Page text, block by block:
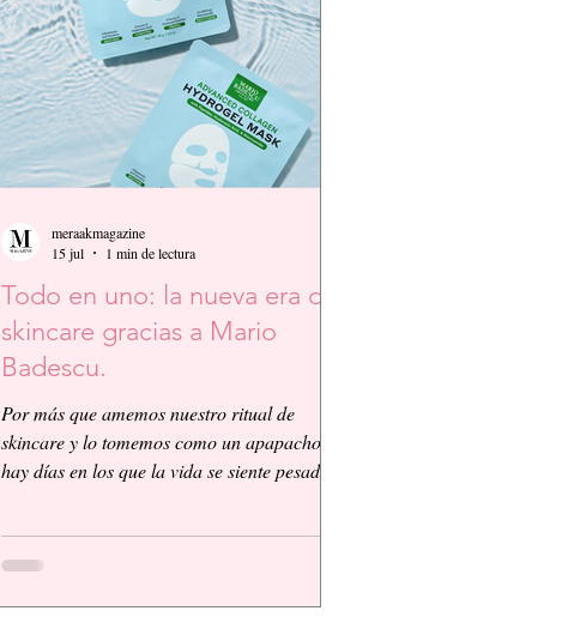
Todo en uno: la nueva era del
skincare gracias a Mario
Badescu.
Por más que amemos nuestro ritual de
skincare y lo tomemos como un apapacho,
hay días en los que la vida se siente pesada y
Advanced Collagen Hydrogel Mask con
meraakmagazine
15 jul
1 min de lectura